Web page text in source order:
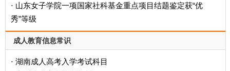
· 山东女子学院一项国家社科基金重点项目结题鉴定获“优
秀”等级
成人教育信息常识
· 湖南成人高考入学考试科目